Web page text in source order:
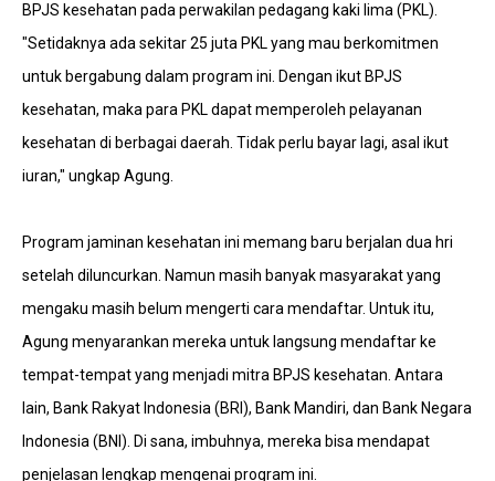
BPJS kesehatan pada perwakilan pedagang kaki lima (PKL).
"Setidaknya ada sekitar 25 juta PKL yang mau berkomitmen
untuk bergabung dalam program ini. Dengan ikut BPJS
kesehatan, maka para PKL dapat memperoleh pelayanan
kesehatan di berbagai daerah. Tidak perlu bayar lagi, asal ikut
iuran," ungkap Agung.
Program jaminan kesehatan ini memang baru berjalan dua hri
setelah diluncurkan. Namun masih banyak masyarakat yang
mengaku masih belum mengerti cara mendaftar. Untuk itu,
Agung menyarankan mereka untuk langsung mendaftar ke
tempat-tempat yang menjadi mitra BPJS kesehatan. Antara
lain, Bank Rakyat Indonesia (BRI), Bank Mandiri, dan Bank Negara
Indonesia (BNI). Di sana, imbuhnya, mereka bisa mendapat
penjelasan lengkap mengenai program ini.